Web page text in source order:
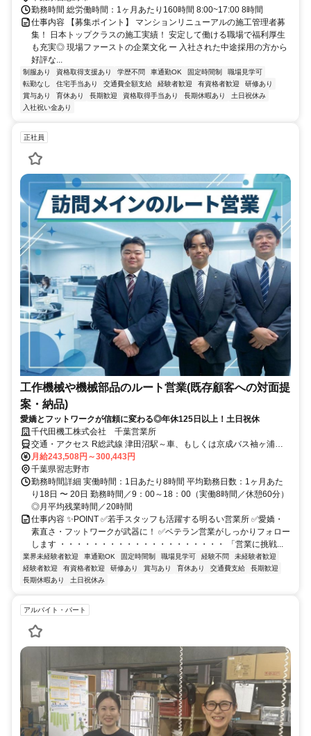
勤務時間 総労働時間：1ヶ月あたり160時間 8:00~17:00 8時間
仕事内容 【募集ポイント】 マンションリニューアルの施工管理者募
集！ 日本トップクラスの施工実績！ 安定して働ける職場で福利厚生
も充実◎ 現場ファーストの企業文化 ー 入社された中途採用の方から
好評な...
制服あり 資格取得支援あり 学歴不問 車通勤OK 固定時間制
職場見学可
転勤なし
住宅手当あり 交通費全額支給 経験者歓迎 有資格者歓迎
研修あり
賞与あり
育休あり 長期歓迎 資格取得手当あり 長期休暇あり
土日祝休み
入社祝い金あり
正社員
工作機械や機械部品のルート営業(既存顧客への対面提
案・納品)
愛嬌とフットワークが信頼に変わる◎年休125日以上！土日祝休
千代田機工株式会社 千葉営業所
交通・アクセス R総武線 津田沼駅～車、もしくは京成バス袖ヶ浦団
地(袖ヶ浦団地行き終点)
月給243,508円～300,443円
千葉県習志野市
勤務時間詳細 実働時間：1日あたり8時間 平均勤務日数：1ヶ月あた
り18日 〜 20日 勤務時間／9：00～18：00（実働8時間／休憩60分）
◎月平均残業時間／20時間
仕事内容 ✨POINT ✅若手スタッフも活躍する明るい営業所 ✅愛嬌・
素直さ・フットワークが武器に！ ✅ベテラン営業がしっかりフォロー
します ・・・・・・・・・・・・・・・・・・・・ 「営業に挑戦...
業界未経験者歓迎 車通勤OK 固定時間制 職場見学可 経験不問
未経験者歓迎
経験者歓迎
有資格者歓迎 研修あり 賞与あり 育休あり 交通費支給
長期歓迎
長期休暇あり
土日祝休み
アルバイト・パート